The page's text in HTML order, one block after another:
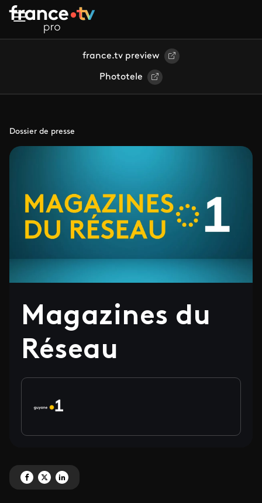
Aller au contenu principal
france.tv preview
Phototele
Dossier de presse
Magazines du
Réseau
Partagez 'Magazines du Réseau' sur Facebook
Partagez 'Magazines du Réseau' sur X
Partagez 'Magazines du Réseau' sur LinkedIn